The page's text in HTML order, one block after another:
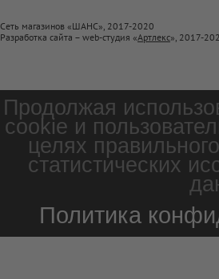
Сеть магазинов «ШАНС», 2017-2020
Разработка сайта – web-студия «Артлекс», 2017-
Продолжая
cookie и
целях
статистических
Политика